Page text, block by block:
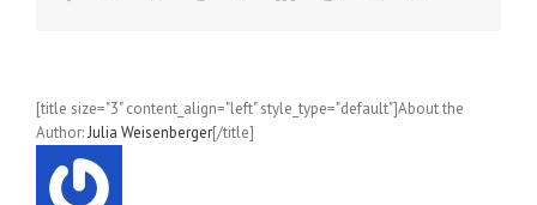
[title size="3" content_align="left" style_type="default"]About the
Author:Julia Weisenberger[/title]